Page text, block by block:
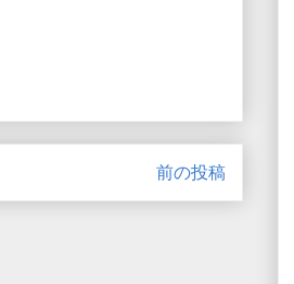
前の投稿